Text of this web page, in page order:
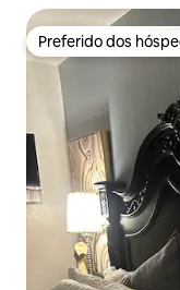
Preferido dos
Preferido dos